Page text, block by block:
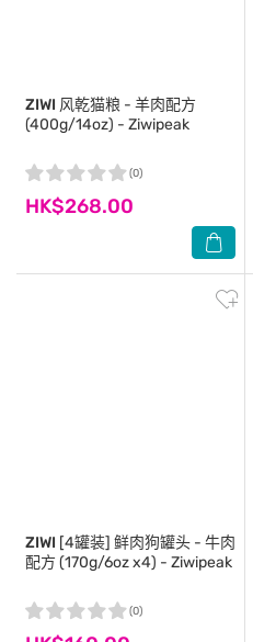
ZIWI 风乾猫粮 - 羊肉配方
(400g/14oz) - Ziwipeak
HK$268.00
(0)
ZIWI [4罐装] 鲜肉狗罐头 - 牛肉
配方 (170g/6oz x4) - Ziwipeak
(0)